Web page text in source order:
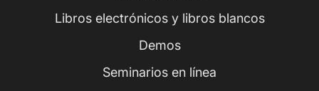
Libros electrónicos y libros blancos
Demos
Seminarios en línea